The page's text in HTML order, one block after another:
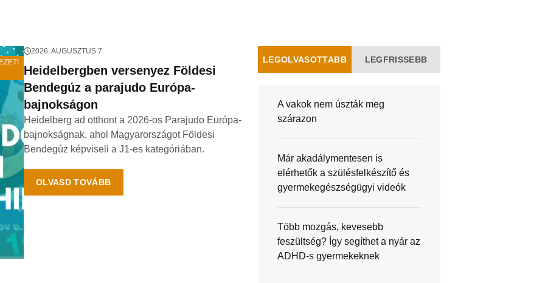
2026. AUGUSZTUS 7.
Heidelbergben versenyez Földesi
Bendegúz a parajudo Európa-
bajnokságon
Heidelberg ad otthont a 2026-os Parajudo Európa-
bajnokságnak, ahol Magyarországot Földesi
Bendegúz képviseli a J1-es kategóriában.
OLVASD TOVÁBB
LEGOLVASOTTABB LEGFRISSEBB
A vakok nem úszták meg
szárazon
Már akadálymentesen is
elérhetők a szülésfelkészítő és
gyermekegészségügyi videók
Több mozgás, kevesebb
feszültség? Így segíthet a nyár az
ADHD-s gyermekeknek